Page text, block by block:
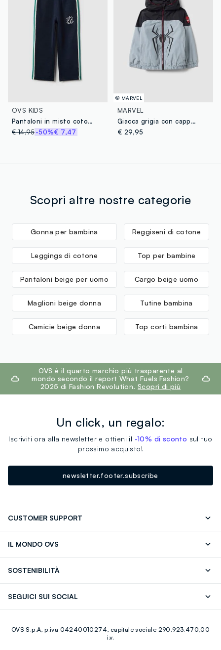
OVS KIDS
Pantaloni in misto cotone blu regular fit da bambino
€ 14,95-50%€ 7,47
© MARVEL
MARVEL
Giacca grigia con cappuccio e stampe MARVEL Spider-Man per bambino
€ 29,95
Scopri altre nostre categorie
Gonna per bambina Reggiseni di cotone
Leggings di cotone Top per bambine
Pantaloni beige per uomo Cargo beige uomo
Maglioni beige donna Tutine bambina
Camicie beige donna Top corti bambina
footer.ariatitleOVS è il quarto marchio più trasparente al
mondo secondo il report What Fuels Fashion?
2025 di Fashion Revolution. Scopri di più
Un click, un regalo:
Iscriviti ora alla newsletter e ottieni il -10% di sconto sul tuo
prossimo acquisto!
newsletter.footer.subscribe
CUSTOMER SUPPORT
IL MONDO OVS
Giftcard
SOSTENIBILITÀ
SEGUICI SUI SOCIAL
Youtube Linkedin
OVS S.p.A, p.iva 04240010274, capitale sociale 290.923.470,00
i.v.